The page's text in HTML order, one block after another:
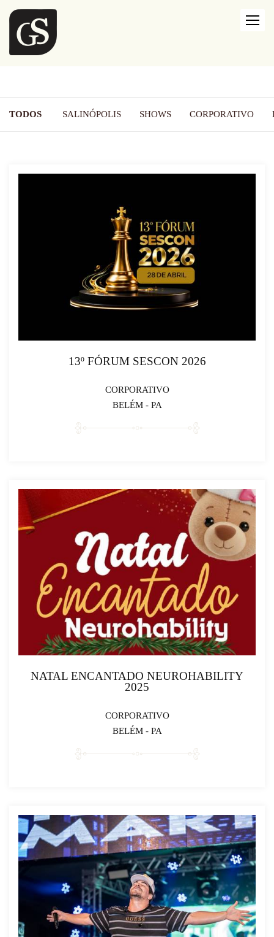
TODOS SALINÓPOLIS SHOWS CORPORATIVO
13º FÓRUM SESCON 2026
CORPORATIVO
BELÉM - PA
NATAL ENCANTADO NEUROHABILITY
2025
CORPORATIVO
BELÉM - PA